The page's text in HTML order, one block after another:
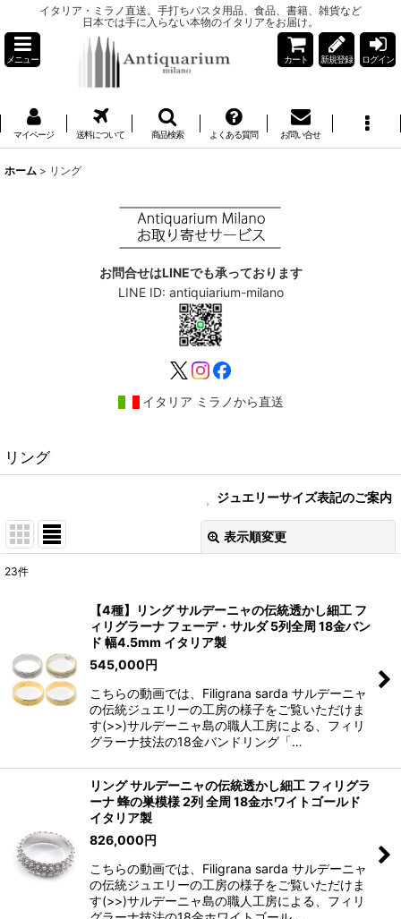
イタリア・ミラノ直送。手打ちパスタ用品、食品、書籍、雑貨など
日本では手に入らない本物のイタリアをお届け。
メニュー カート 新規登録 ログイン
マイページ 送料について 商品検索 よくある質問 お問い合せ
ホーム > リング
お問合せはLINEでも承っております
LINE ID: antiquiarium-milano
イタリア ミラノから直送
リング
ジュエリーサイズ表記のご案内
表示順変更
並び順:
絞り込む
23件
【4種】リング サルデーニャの伝統透かし細工 フ
ィリグラーナ フェーデ・サルダ 5列全周 18金バン
ド 幅4.5mm イタリア製
545,000円
こちらの動画では、Filigrana sarda サルデーニャ
の伝統ジュエリーの工房の様子をご覧いただけま
す(>>)サルデーニャ島の職人工房による、フィリ
グラーナ技法の18金バンドリング「…
リング サルデーニャの伝統透かし細工 フィリグラ
ーナ 蜂の巣模様 2列 全周 18金ホワイトゴールド
イタリア製
826,000円
こちらの動画では、Filigrana sarda サルデーニャ
の伝統ジュエリーの工房の様子をご覧いただけま
す(>>)サルデーニャ島の職人工房による、フィリ